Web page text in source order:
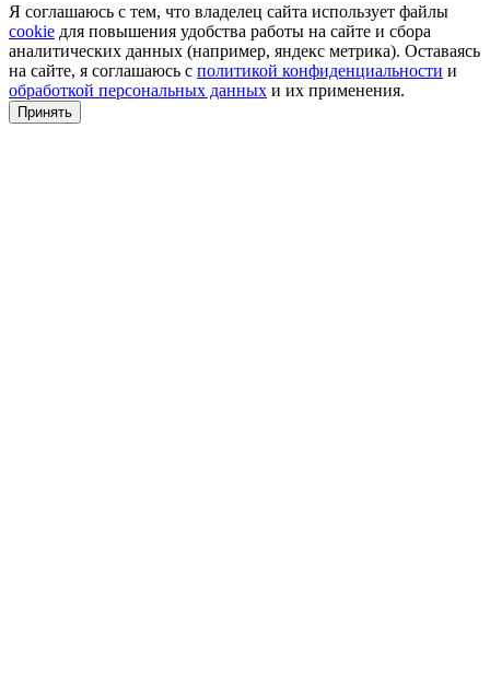
Я соглашаюсь с тем, что владелец сайта использует файлы
cookie для повышения удобства работы на сайте и сбора
аналитических данных (например, яндекс метрика). Оставаясь
на сайте, я соглашаюсь с политикой конфиденциальности и
обработкой персональных данных и их применения.
Принять